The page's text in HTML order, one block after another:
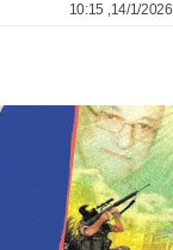
14/1/2026, 10:15